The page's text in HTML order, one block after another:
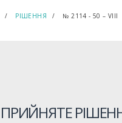
РІШЕННЯ № 2114 - 50 – VIIІ
ПРИЙНЯТЕ